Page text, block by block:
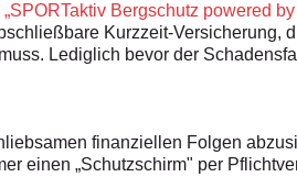
„SPORTaktiv Bergschutz powered
Kurzzeit-Versicherung,
Lediglich bevor der
finanziellen Folgen
einen „Schutzschirm" per